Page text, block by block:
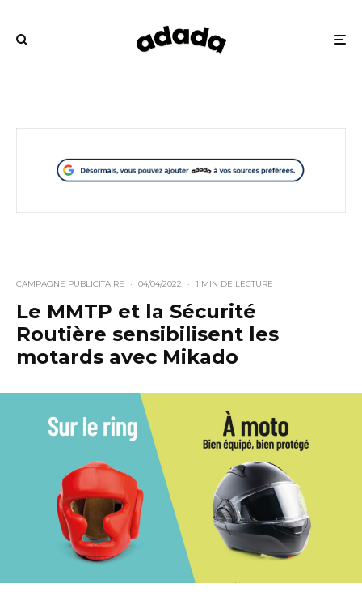
CAMPAGNE PUBLICITAIRE · 04/04/2022 · 1 MIN DE LECTURE
Le MMTP et la Sécurité
Routière sensibilisent les
motards avec Mikado